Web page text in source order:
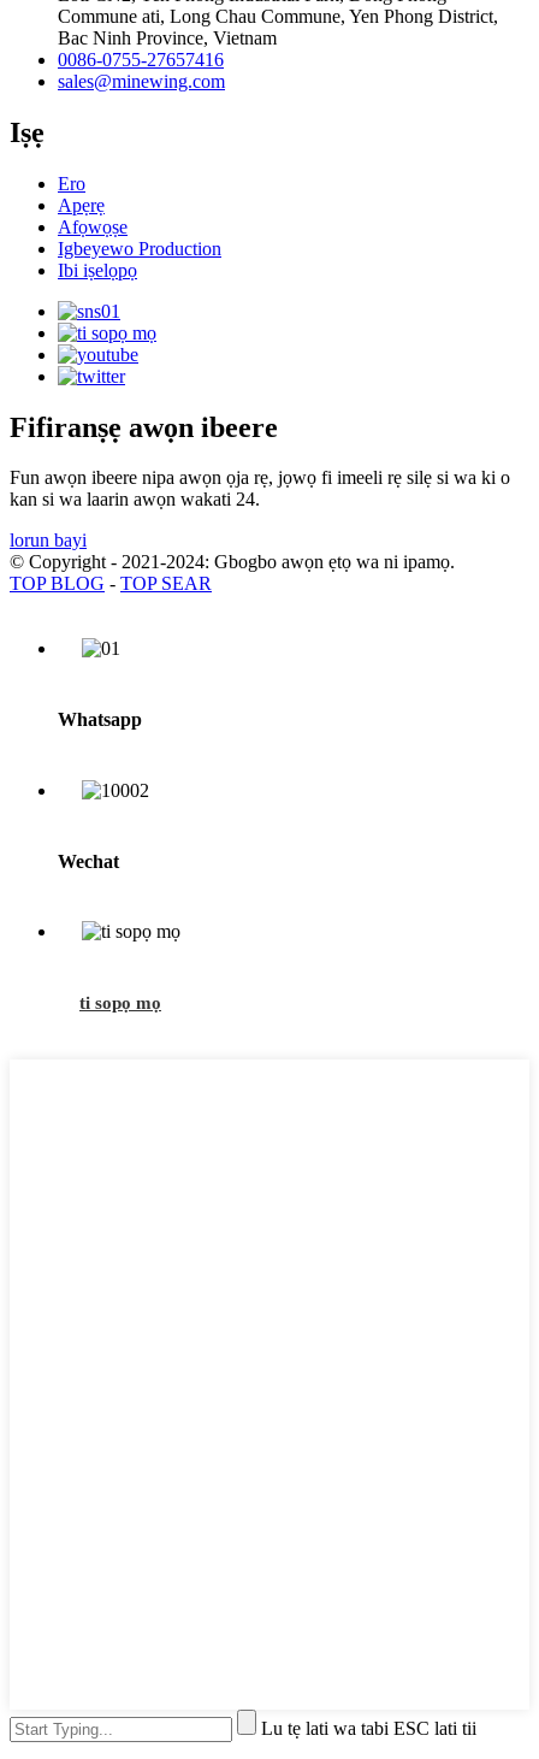
Commune ati, Long Chau Commune, Yen Phong District,
Bac Ninh Province, Vietnam
0086-0755-27657416
sales@minewing.com
Iṣẹ
Ero
Apẹrẹ
Afọwọṣe
Igbeyewo Production
Ibi iṣelọpọ
Fifiranṣẹ awọn ibeere
Fun awọn ibeere nipa awọn ọja rẹ, jọwọ fi imeeli rẹ silẹ si wa ki o
kan si wa laarin awọn wakati 24.
lorun bayi
© Copyright - 2021-2024: Gbogbo awọn ẹtọ wa ni ipamọ.
TOP BLOG - TOP SEAR
Whatsapp
Wechat
ti sopọ mọ
Lu tẹ lati wa tabi ESC lati tii